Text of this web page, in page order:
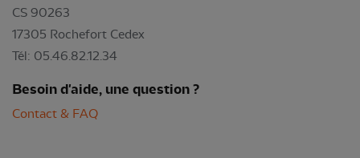
CS 90263
17305 Rochefort Cedex
Tél: 05.46.82.12.34
Besoin d'aide, une question ?
Contact & FAQ